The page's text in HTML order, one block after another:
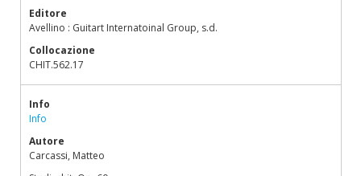
Editore
Avellino : Guitart Internatoinal Group, s.d.
Collocazione
CHIT.562.17
Info
Info
Autore
Carcassi, Matteo